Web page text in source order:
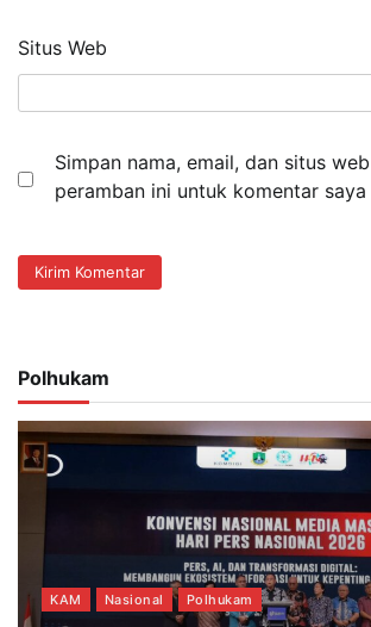
Situs Web
Simpan nama, email, dan situs
peramban ini untuk komentar
Polhukam
KAM Nasional Polhukam